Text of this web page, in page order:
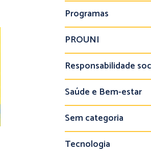
Programas
PROUNI
Responsabilidade
Saúde e Bem-estar
Sem categoria
Tecnologia